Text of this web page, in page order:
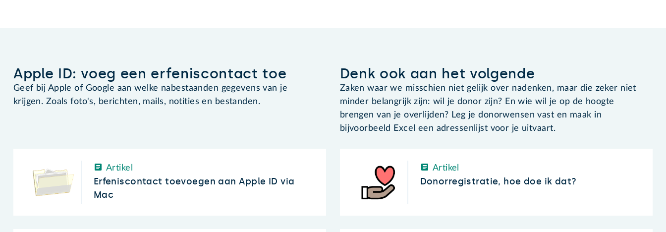
Apple ID: voeg een erfeniscontact toe
Geef bij Apple of Google aan welke nabestaanden gegevens van je
krijgen. Zoals foto's, berichten, mails, notities en bestanden.
Artikel
Erfeniscontact toevoegen aan Apple ID via
Mac
Denk ook aan het volgende
Zaken waar we misschien niet gelijk over nadenken, maar die zeker niet
minder belangrijk zijn: wil je donor zijn? En wie wil je op de hoogte
brengen van je overlijden? Leg je donorwensen vast en maak in
bijvoorbeeld Excel een adressenlijst voor je uitvaart.
Artikel
Donorregistratie, hoe doe ik dat?